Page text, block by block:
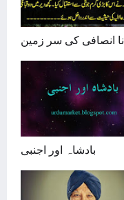
نا انصافی کی سر زمین
بادشاہ اور اجنبی